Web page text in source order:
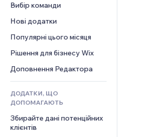
Конверсія
Рішення для складів
Дропшипінг
Тарифні плани й підписки
Краудфандинг
Їжа та напої
Відео
PDF
Обмін файлами
Новини
Шаблони сторінок
Ефекти зображення
Кнопки та меню
Банери та бейджі
Калькулятори
Пошук
Погода
Графіки й таблиці
Опитування
Чат
Коментарі
Телефон
Спільнота
Відгуки
CRM
Вибір команди
Нові додатки
Популярні цього місяця
Рішення для бізнесу Wix
Доповнення Редактора
ДОДАТКИ, ЩО
ДОПОМАГАЮТЬ
Збирайте дані потенційних
клієнтів